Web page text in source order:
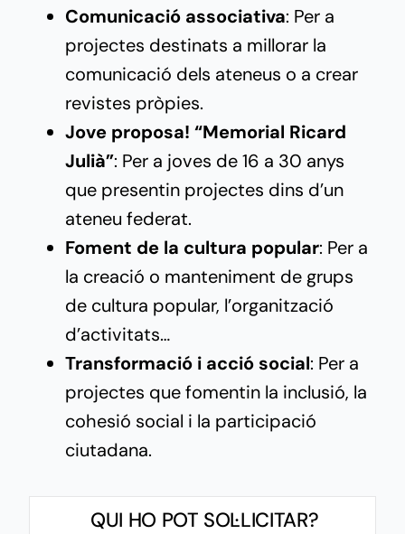
Comunicació associativa: Per a
projectes destinats a millorar la
comunicació dels ateneus o a crear
revistes pròpies.
Jove proposa! “Memorial Ricard
Julià”: Per a joves de 16 a 30 anys
que presentin projectes dins d’un
ateneu federat.
Foment de la cultura popular: Per a
la creació o manteniment de grups
de cultura popular, l’organització
d’activitats…
Transformació i acció social: Per a
projectes que fomentin la inclusió, la
cohesió social i la participació
ciutadana.
QUI HO POT SOL·LICITAR?